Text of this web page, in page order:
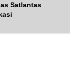
Satlantas